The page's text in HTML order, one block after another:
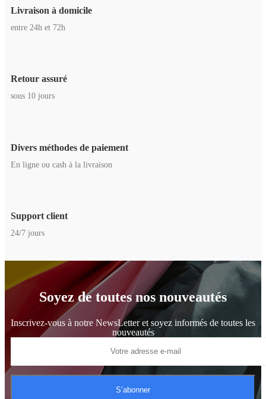
Livraison à domicile
entre 24h et 72h
Retour assuré
sous 10 jours
Divers méthodes de paiement
En ligne ou cash à la livraison
Support client
24/7 jours
Soyez de toutes nos nouveautés
Inscrivez-vous à notre NewsLetter et soyez informés de toutes les
nouveautés
S’abonner